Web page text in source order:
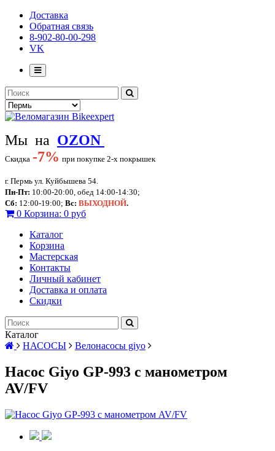
Доставка
Обратная связь
8-902-80-00-298
VK
Мы на OZON
Скидка -7% при покупке 2-х покрышек
г. Пермь ул. Куйбышева 54.
Пн-Пт: 10:00-20:00, обед 14:00-14:30;
Сб: 12:00-19:00; Вс: ВЫХОДНОЙ.
0 Корзина: 0 руб
Каталог
Корзина
Мастерская
Контакты
Личный кабинет
Доставка и оплата
Скидки
Каталог
НАСОСЫ
Велонасосы giyo
Насос Giyo GP-993 с манометром
AV/FV